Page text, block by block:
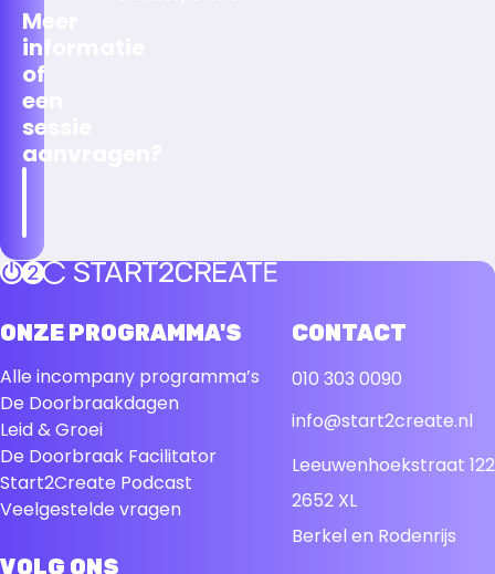
Meer
informatie
of
een
sessie
aanvragen?
Terug naar de startpagina
ONZE PROGRAMMA'S
Alle incompany programma’s
De Doorbraakdagen
Leid & Groei
De Doorbraak Facilitator
Start2Create Podcast
Veelgestelde vragen
CONTACT
010 303 0090
info@start2create.nl
Leeuwenhoekstraat 122
2652 XL
Berkel en Rodenrijs
VOLG ONS